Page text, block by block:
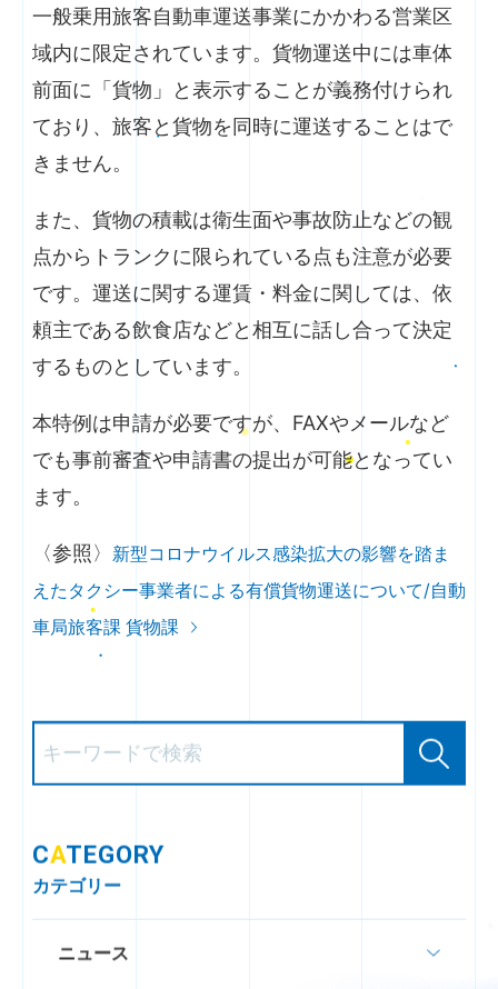
一般乗用旅客自動車運送事業にかかわる営業区
域内に限定されています。貨物運送中には車体
前面に「貨物」と表示することが義務付けられ
ており、旅客と貨物を同時に運送することはで
きません。
また、貨物の積載は衛生面や事故防止などの観
点からトランクに限られている点も注意が必要
です。運送に関する運賃・料金に関しては、依
頼主である飲食店などと相互に話し合って決定
するものとしています。
本特例は申請が必要ですが、FAXやメールなど
でも事前審査や申請書の提出が可能となってい
ます。
〈参照〉
新型コロナウイルス感染拡大の影響を踏ま
えたタクシー事業者による有償貨物運送について/自動
車局旅客課 貨物課
CATEGORY
カテゴリー
ニュース